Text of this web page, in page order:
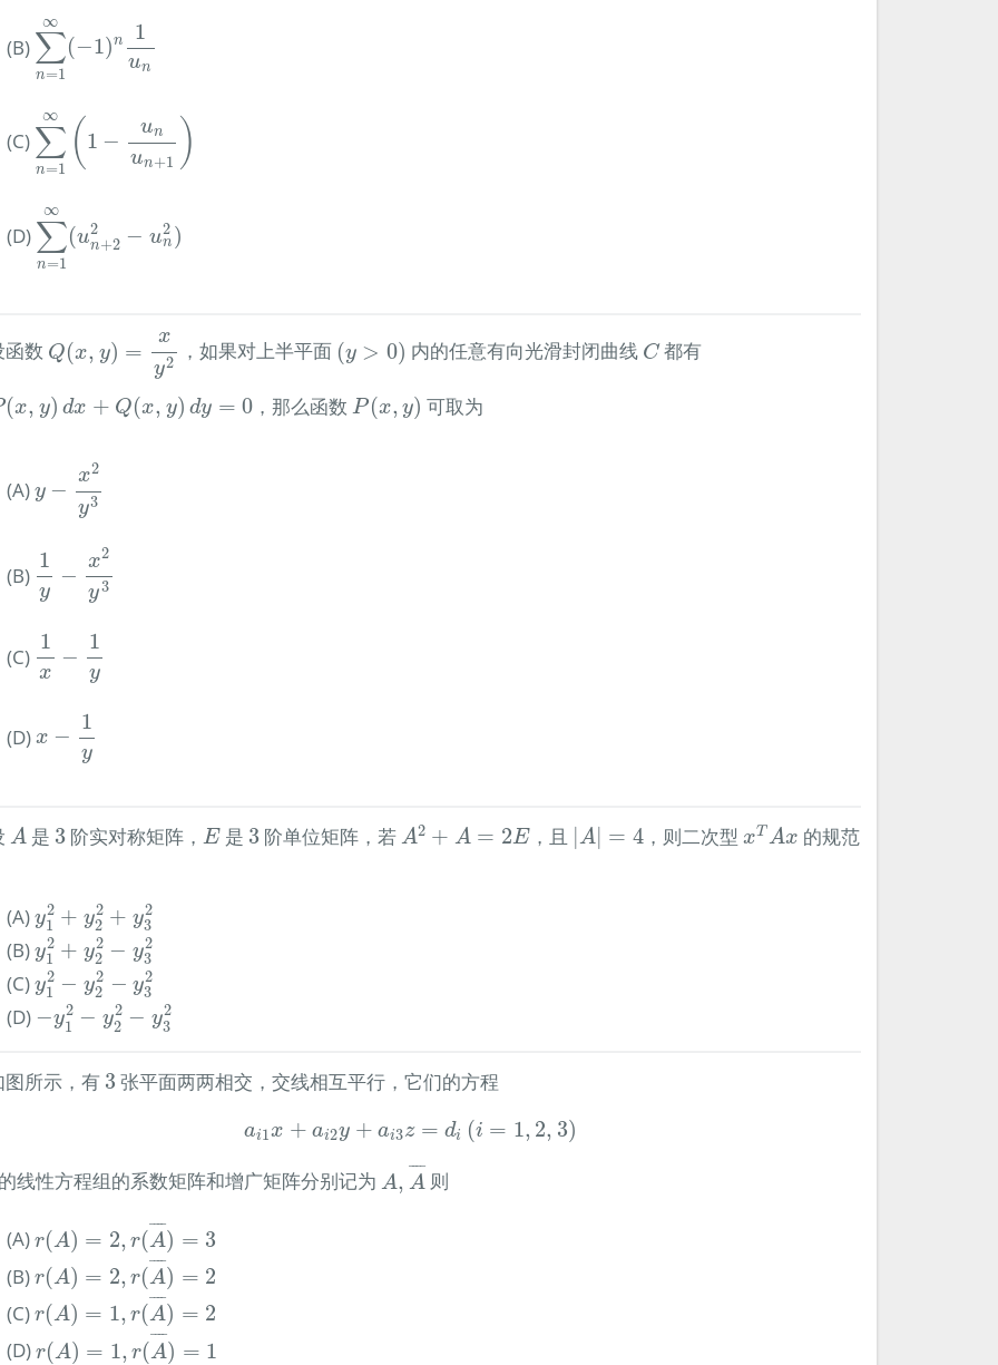
(B)
∞
∑
n=1
(−1)n 1
un
∑n )n
(C)
∞
∑
n=1 ( 1 −
un
un+1 )
∑n 1 n
(D)
∞
∑
n=1
(u2
n+2 − u2
n )
∑n
函数 Q(x, y) =
x
y2 ，如果对上半平面 (y > 0)
(y>0 内的任意有向光滑封闭曲线 C
C都有
(x, y) dx + Q(x, y) dy = 0
y=
，那么函数P (x, y)
P(x,y ) 可取为
(A) y −
x2
y3
y3
(B)
1
y
−
x2
y3
1 y3
(C)
1
x
−
1
y
1x y
(D) x −
1
y
A
A 是 3
3 阶实对称矩阵，E
E是 3
3阶单位矩阵，若 A2 + A = 2E
A2 +A =2 ，且 A| = 4
| A|=4 ，则二次型 xT Ax
xTAx 的规范
(A) y2
1 + y2
2 + y2
3
1 2+ 2 2+ 3
(B) y2
1 + y2
2 − y2
3
y1 2+ y2 y3
(C) y2
1 − y2
2 − y2
3
y1 y2 y3
(D) −y2
1 − y2
2 − y2
3
−y 12 −y 22 −y 32
图所示，有 3
3 张平面两两相交，交线相互平行，它们的方程
ai1x + ai2y + ai3z = di (i = 1 , 2, 3)
a i1 x ai 2y + 3 di i= ,3 )
线性方程组的系数矩阵和增广矩阵分别记为A, ¯¯¯¯
A
A¯
则
(A) r(A) = 2, r(¯¯¯¯
A) = 3
=3
(B) r(A) = 2, r(¯¯¯¯
A) = 2
(A = A )=2
(C) r(A) = 1, r(¯¯¯¯
A) = 2
(A = A )=2
(D) r(A) = 1 , r(¯¯¯¯
A) = 1
(A )= A )=1